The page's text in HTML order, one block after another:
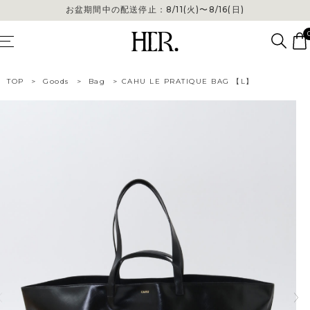
お盆期間中の配送停止：8/11(火)〜8/16(日)
お盆期間中の配送停止：8/11(火)〜8/16(日)
TOP > Goods > Bag > CAHU LE PRATIQUE BAG 【L】